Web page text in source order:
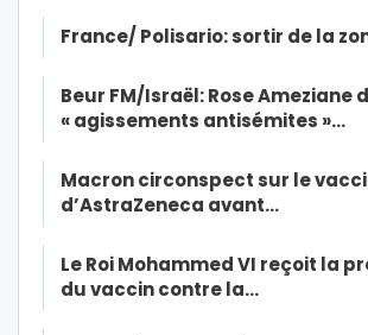
France/ Polisario: sortir de la
Beur FM/Israël: Rose Ameziane
« agissements antisémites »…
Macron circonspect sur le
d’AstraZeneca avant…
Le Roi Mohammed VI reçoit la
du vaccin contre la…